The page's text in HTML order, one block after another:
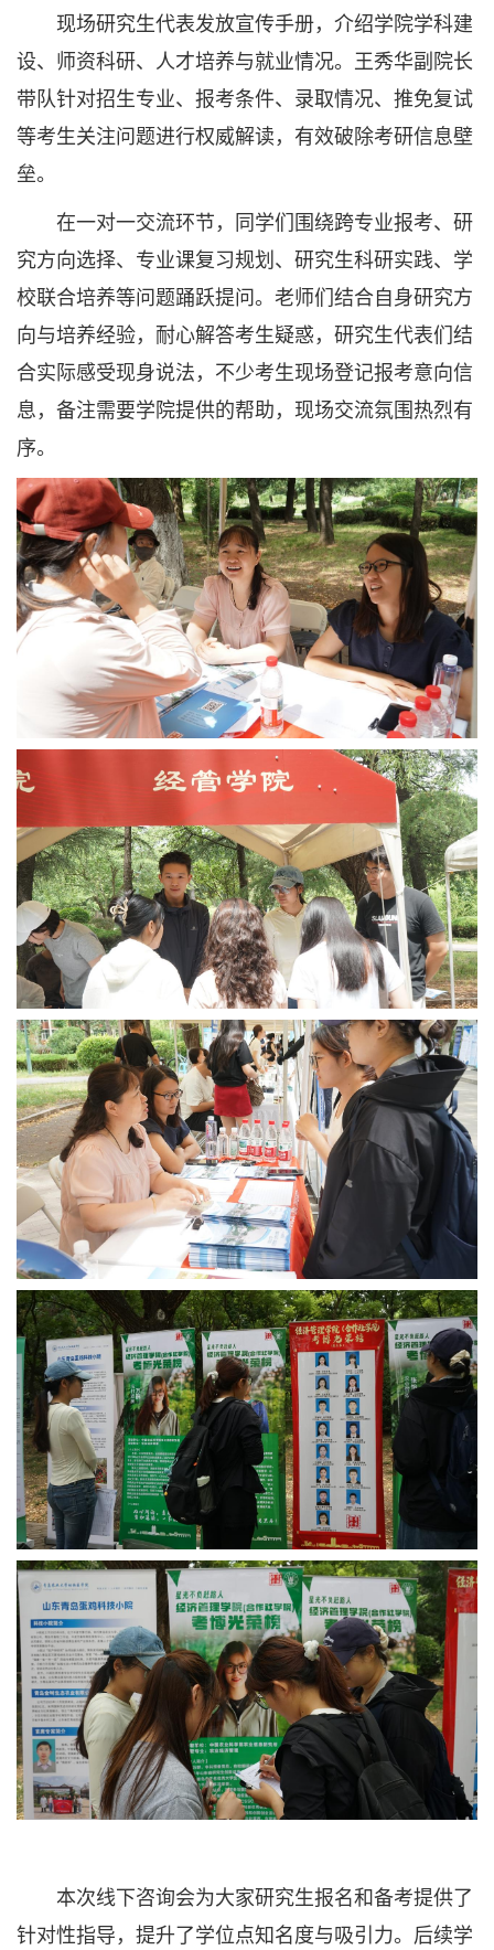
现场研究生代表发放宣传手册，介绍学院学科建
设、师资科研、人才培养与就业情况。王秀华副院长
带队针对招生专业、报考条件、录取情况、推免复试
等考生关注问题进行权威解读，有效破除考研信息壁
垒。
在一对一交流环节，同学们围绕跨专业报考、研
究方向选择、专业课复习规划、研究生科研实践、学
校联合培养等问题踊跃提问。老师们结合自身研究方
向与培养经验，耐心解答考生疑惑，研究生代表们结
合实际感受现身说法，不少考生现场登记报考意向信
息，备注需要学院提供的帮助，现场交流氛围热烈有
序。
本次线下咨询会为大家研究生报名和备考提供了
针对性指导，提升了学位点知名度与吸引力。后续学